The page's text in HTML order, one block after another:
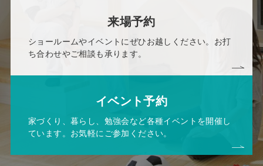
来場予約
ショールームやイベントにぜひお越しください。お打
ち合わせやご相談も承ります。
イベント予約
家づくり、暮らし、勉強会など各種イベントを開催し
ています。お気軽にご参加ください。